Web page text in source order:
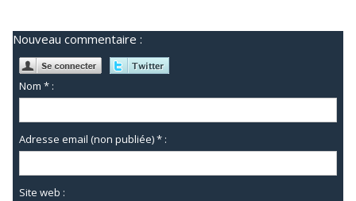
Nouveau commentaire :
Nom * :
Adresse email (non publiée) * :
Site web :